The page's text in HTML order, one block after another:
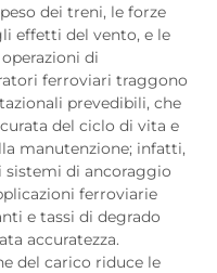
dei treni, le forze
effetti del vento, e le
di
ferroviari traggono
prevedibili, che
del ciclo di vita e
manutenzione; infatti,
sistemi di ancoraggio
ferroviarie
e tassi di degrado
accuratezza.
del carico riduce le